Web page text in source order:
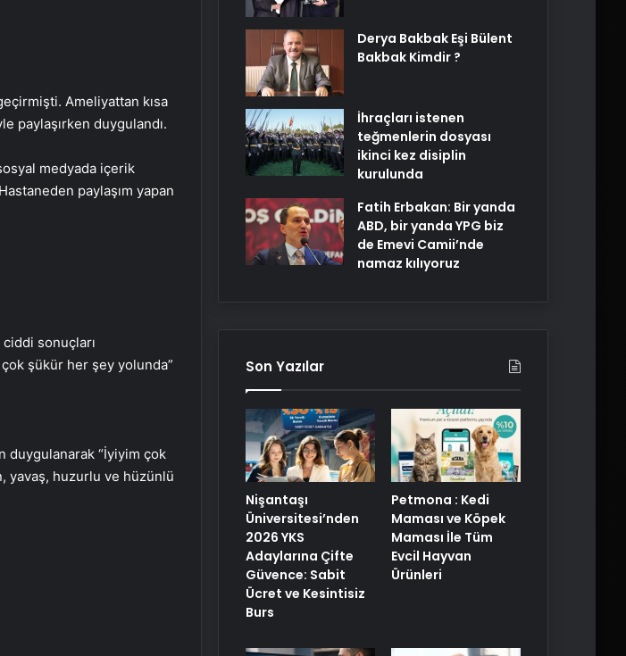
Ameliyattan kısa
paylaşırken duygulandı.
medyada içerik
paylaşım yapan
sonuçları
şükür her şey yolunda”
duygulanarak “İyiyim çok
yavaş, huzurlu ve hüzünlü
Derya Bakbak Eşi Bülent
Bakbak Kimdir ?
İhraçları istenen
teğmenlerin dosyası
ikinci kez disiplin
kurulunda
Fatih Erbakan: Bir yanda
ABD, bir yanda YPG biz
de Emevi Camii’nde
namaz kılıyoruz
Son Yazılar
Nişantaşı
Üniversitesi’nden
2026 YKS
Adaylarına Çifte
Güvence: Sabit
Ücret ve Kesintisiz
Burs
Petmona : Kedi
Maması ve Köpek
Maması İle Tüm
Evcil Hayvan
Ürünleri